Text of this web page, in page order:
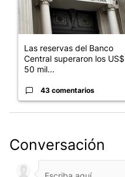
Las reservas del Banco
Central superaron los US$
50 mil...
43 comentarios
Conversación